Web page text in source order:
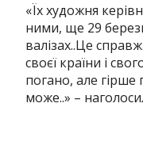
«Їх художня
ними, ще 29
валізах..Це
своєї країни і
погано, але
може..» –